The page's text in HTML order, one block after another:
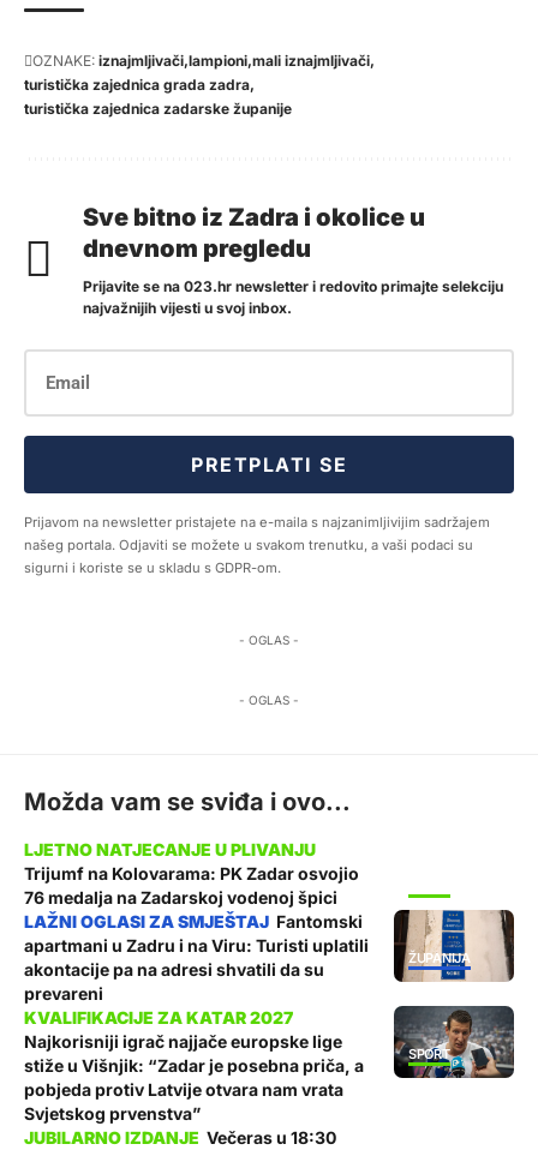
OZNAKE: iznajmljivači lampioni mali iznajmljivači
turistička zajednica grada zadra
turistička zajednica zadarske županije
Sve bitno iz Zadra i okolice u
dnevnom pregledu
Prijavite se na 023.hr newsletter i redovito primajte selekciju
najvažnijih vijesti u svoj inbox.
PRETPLATI SE
Prijavom na newsletter pristajete na e-maila s najzanimljivijim sadržajem
našeg portala. Odjaviti se možete u svakom trenutku, a vaši podaci su
sigurni i koriste se u skladu s GDPR-om.
- OGLAS -
- OGLAS -
Možda vam se sviđa i ovo...
Trijumf na Kolovarama: PK Zadar osvojio
76 medalja na Zadarskoj vodenoj špici
ŽUPANIJA
Fantomski
apartmani u Zadru i na Viru: Turisti uplatili
akontacije pa na adresi shvatili da su
prevareni
SPORT
Najkorisniji igrač najjače europske lige
stiže u Višnjik: “Zadar je posebna priča, a
pobjeda protiv Latvije otvara nam vrata
Svjetskog prvenstva”
Večeras u 18:30